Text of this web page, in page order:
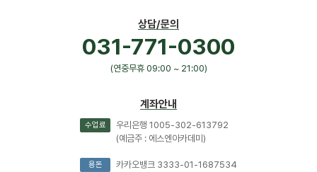
상담/문의
031-771-0300
(연중무휴 09:00 ~ 21:00)
계좌안내
수업료
우리은행 1005-302-613792
(예금주 : 에스엔아카데미)
용돈
카카오뱅크 3333-01-1687534